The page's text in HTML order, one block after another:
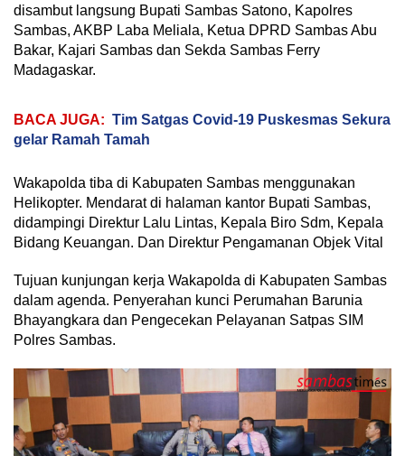
disambut langsung Bupati Sambas Satono, Kapolres
Sambas, AKBP Laba Meliala, Ketua DPRD Sambas Abu
Bakar, Kajari Sambas dan Sekda Sambas Ferry
Madagaskar.
BACA JUGA: Tim Satgas Covid-19 Puskesmas Sekura
gelar Ramah Tamah
Wakapolda tiba di Kabupaten Sambas menggunakan
Helikopter. Mendarat di halaman kantor Bupati Sambas,
didampingi Direktur Lalu Lintas, Kepala Biro Sdm, Kepala
Bidang Keuangan. Dan Direktur Pengamanan Objek Vital
Tujuan kunjungan kerja Wakapolda di Kabupaten Sambas
dalam agenda. Penyerahan kunci Perumahan Barunia
Bhayangkara dan Pengecekan Pelayanan Satpas SIM
Polres Sambas.